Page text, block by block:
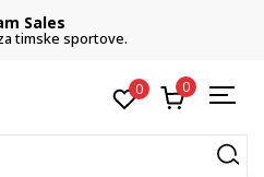
Sales
timske sportove.
0 0